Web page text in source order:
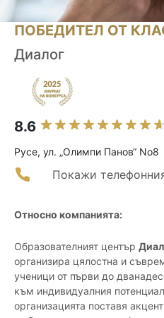
ПОБЕДИТЕЛ ОТ
Диалог
8.6
Русе, ул. „Олимпи Панов“ No8
Покажи
Относно компанията:
Образователният център
организира цялостна и
ученици от първи до
към индивидуалния
организацията поставя